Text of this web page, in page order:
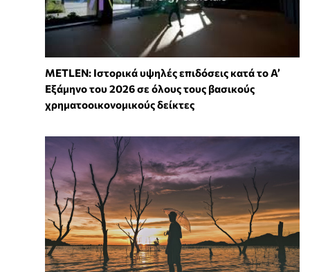
METLEN: Ιστορικά υψηλές επιδόσεις κατά το Α’
Εξάμηνο του 2026 σε όλους τους βασικούς
χρηματοοικονομικούς δείκτες